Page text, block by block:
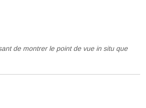
de montrer le point de vue in situ que